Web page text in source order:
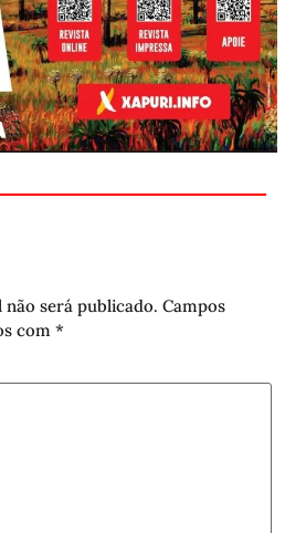
será publicado. Campos
com *